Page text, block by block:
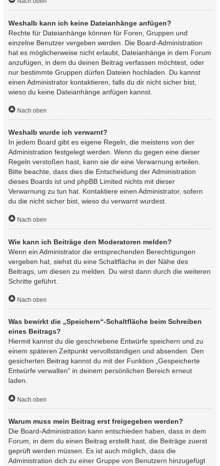
Weshalb kann ich keine Dateianhänge anfügen?
Rechte für Dateianhänge können für Foren, Gruppen und
einzelne Benutzer vergeben werden. Die Board-Administration
hat es möglicherweise nicht erlaubt, Dateianhänge in dem Forum
anzufügen, in dem du deinen Beitrag verfassen möchtest, oder
nur bestimmte Gruppen dürfen Dateien hochladen. Du kannst
einen Administrator kontaktieren, falls du dir nicht sicher bist,
wieso du keine Dateianhänge anfügen kannst.
Nach oben
Weshalb wurde ich verwarnt?
In jedem Board gibt es eigene Regeln, die meistens von der
Administration festgelegt werden. Wenn du gegen eine dieser
Regeln verstoßen hast, kann sie dir eine Verwarnung erteilen.
Bitte beachte, dass dies die Entscheidung der Administration
dieses Boards ist und phpBB Limited nichts mit dieser
Verwarnung zu tun hat. Kontaktiere einen Administrator, sofern
du die nicht sicher bist, wieso du verwarnt wurdest.
Nach oben
Wie kann ich Beiträge den Moderatoren melden?
Wenn ein Administrator die entsprechenden Berechtigungen
vergeben hat, siehst du eine Schaltfläche in der Nähe des
Beitrags, um diesen zu melden. Du wirst dann durch die weiteren
Schritte geführt.
Nach oben
Was bewirkt die „Speichern“-Schaltfläche beim Schreiben
eines Beitrags?
Hiermit kannst du die geschriebene Entwürfe speichern und zu
einem späteren Zeitpunkt vervollständigen und absenden. Den
gesicherten Beitrag kannst du mit der Funktion „Gespeicherte
Entwürfe verwalten“ in deinem persönlichen Bereich erneut
laden.
Nach oben
Warum muss mein Beitrag erst freigegeben werden?
Die Board-Administration kann entschieden haben, dass in dem
Forum, in dem du einen Beitrag erstellt hast, die Beiträge zuerst
geprüft werden müssen. Es ist auch möglich, dass die
Administration dich zu einer Gruppe von Benutzern hinzugefügt